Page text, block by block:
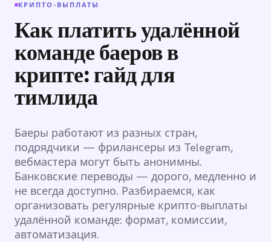
КРИПТО-ВЫПЛАТЫ
Как платить удалённой
команде баеров в
крипте: гайд для
тимлида
Баеры работают из разных стран,
подрядчики — фрилансеры из Telegram,
вебмастера могут быть анонимны.
Банковские переводы — дорого, медленно и
не всегда доступно. Разбираемся, как
организовать регулярные крипто-выплаты
удалённой команде: формат, комиссии,
автоматизация.